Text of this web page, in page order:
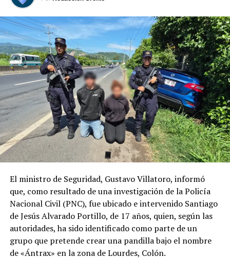
Nuestro compromiso es ofrecer una experiencia
aeroportuaria más cómoda, accesible y amigable,
fortaleciendo la atención a quienes viajan con niños y
convirtiendo su llegada a El Salvador en un momento
especial.
Comparte esto:
Facebook X
Me gusta esto:
El ministro de Seguridad, Gustavo Villatoro, informó
que, como resultado de una investigación de la Policía
Nacional Civil (PNC), fue ubicado e intervenido Santiago
de Jesús Alvarado Portillo, de 17 años, quien, según las
autoridades, ha sido identificado como parte de un
grupo que pretende crear una pandilla bajo el nombre
de «Ántrax» en la zona de Lourdes, Colón.